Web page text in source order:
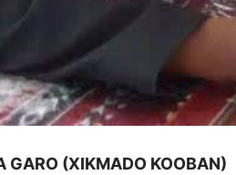
GARO (XIKMADO KOOBAN)